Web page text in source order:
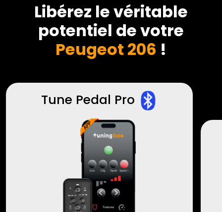
Libérez le véritable
potentiel de votre
Peugeot 206 !
Tune Pedal Pro